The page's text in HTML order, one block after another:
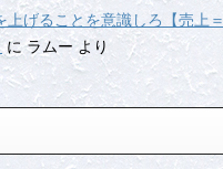
上げることを意識しろ【売上＝
にラムーより